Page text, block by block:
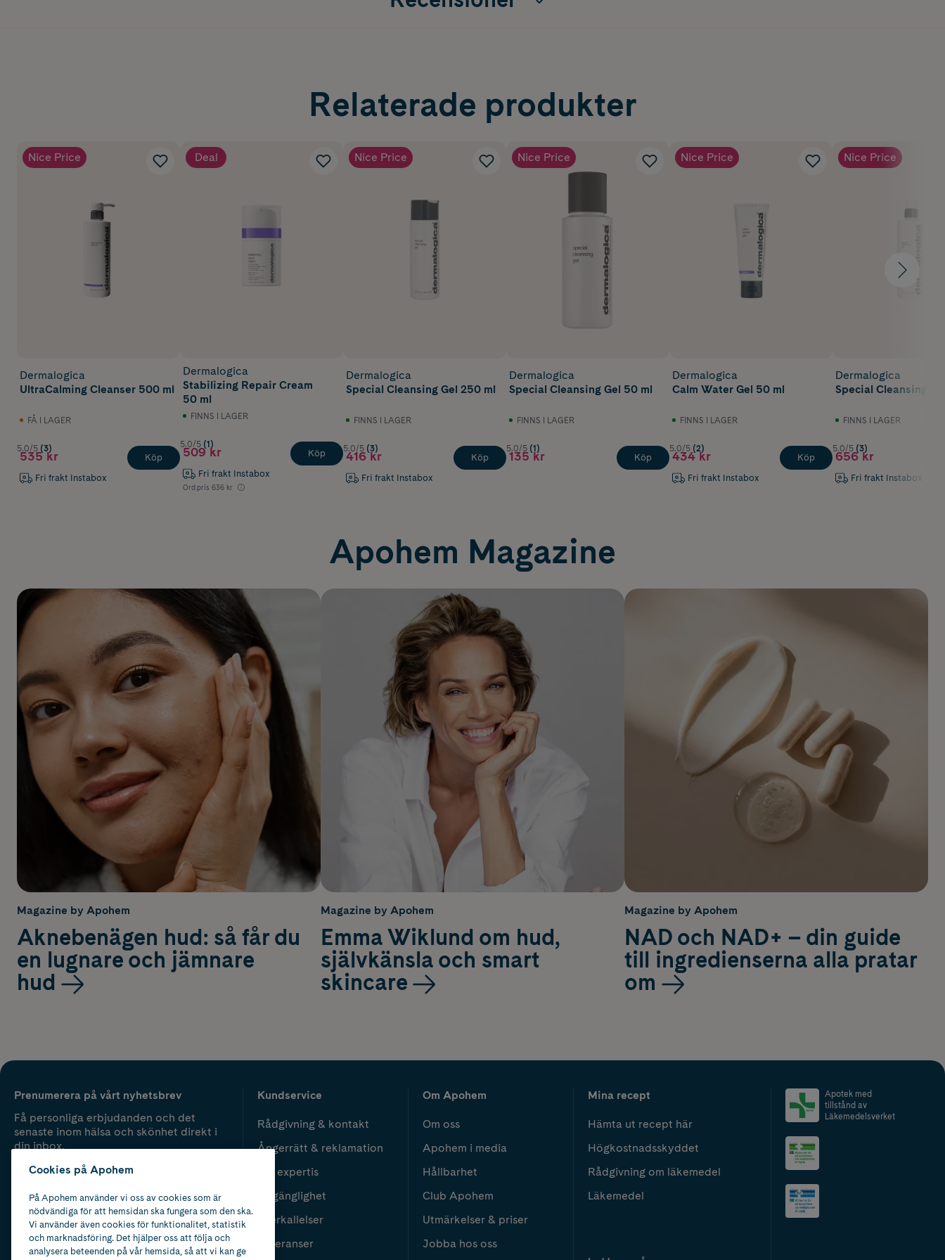
Relaterade produkter
Nice Price
Dermalogica
UltraCalming Cleanser 500 ml
FÅ I LAGER
5.0/5 (3)
535 kr
Fri frakt Instabox
Köp
Deal
Dermalogica
Stabilizing Repair Cream
50 ml
FINNS I LAGER
5.0/5 (1)
509 kr
Fri frakt Instabox
Ord.pris 636 kr
Köp
Nice Price
Dermalogica
Special Cleansing Gel 250 ml
FINNS I LAGER
5.0/5 (3)
416 kr
Fri frakt Instabox
Köp
Nice Price
Dermalogica
Special Cleansing Gel 50 ml
FINNS I LAGER
5.0/5 (1)
135 kr Köp
Nice Price
Dermalogica
Calm Water Gel 50 ml
FINNS I LAGER
5.0/5 (2)
434 kr
Fri frakt Instabox
Köp
Nice Price
Dermalogica
Special Cleansing
FINNS I LAGER
5.0/5 (3)
656 kr
Fri frakt Instabox
Apohem Magazine
Magazine by Apohem
Aknebenägen hud: så får du
en lugnare och jämnare
hud
Magazine by Apohem
Emma Wiklund om hud,
självkänsla och smart
skincare
Magazine by Apohem
NAD och NAD+ – din guide
till ingredienserna alla pratar
om
Prenumerera på vårt nyhetsbrev
Få personliga erbjudanden och det
senaste inom hälsa och skönhet direkt i
din inbox.
Kundservice
Rådgivning & kontakt
Ångerrätt & reklamation
Vår expertis
Tillgänglighet
Återkallelser
Leveranser
Om Apohem
Om oss
Apohem i media
Hållbarhet
Club Apohem
Utmärkelser & priser
Jobba hos oss
Mina recept
Hämta ut recept här
Högkostnadsskyddet
Rådgivning om läkemedel
Läkemedel
Apotek med
tillstånd av
Läkemedelsverket
Cookies på Apohem
På Apohem använder vi oss av cookies som är
nödvändiga för att hemsidan ska fungera som den ska.
Vi använder även cookies för funktionalitet, statistik
och marknadsföring. Det hjälper oss att följa och
analysera beteenden på vår hemsida, så att vi kan ge